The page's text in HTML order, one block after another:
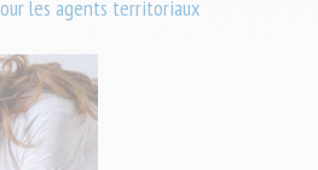
les agents territoriaux